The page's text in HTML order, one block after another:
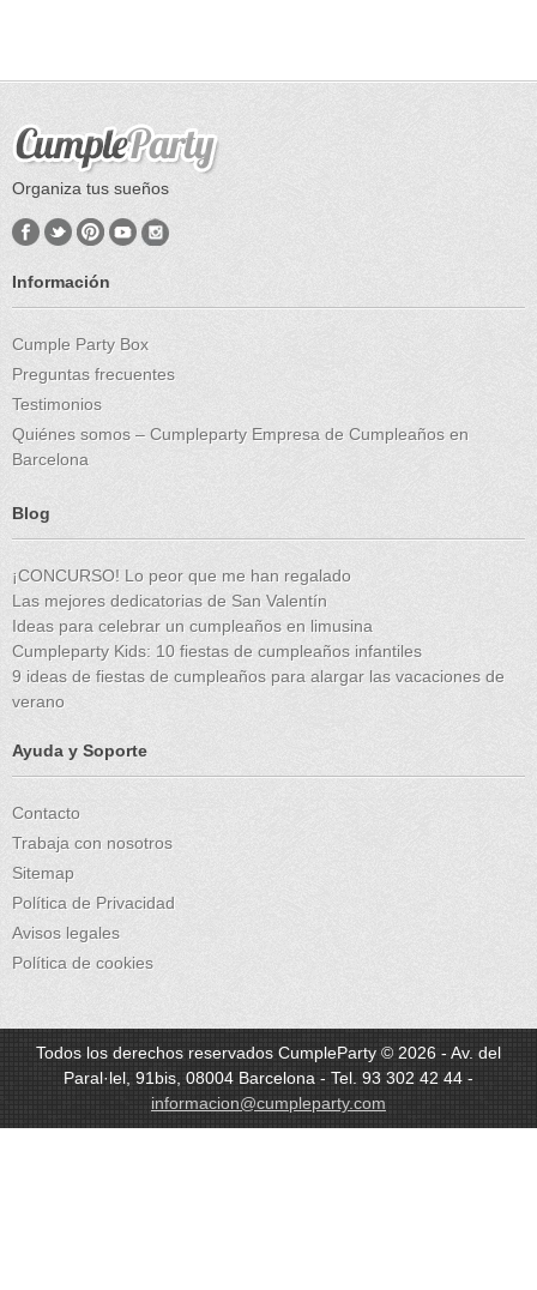
Organiza tus sueños
Información
Cumple Party Box
Preguntas frecuentes
Testimonios
Quiénes somos – Cumpleparty Empresa de Cumpleaños en
Barcelona
Blog
¡CONCURSO! Lo peor que me han regalado
Las mejores dedicatorias de San Valentín
Ideas para celebrar un cumpleaños en limusina
Cumpleparty Kids: 10 fiestas de cumpleaños infantiles
9 ideas de fiestas de cumpleaños para alargar las vacaciones de
verano
Ayuda y Soporte
Contacto
Trabaja con nosotros
Sitemap
Política de Privacidad
Avisos legales
Política de cookies
Todos los derechos reservados CumpleParty © 2026 - Av. del
Paral·lel, 91bis, 08004 Barcelona - Tel. 93 302 42 44 -
informacion@cumpleparty.com